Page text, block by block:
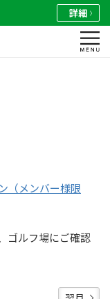
詳細
（メンバー様限
ゴルフ場にご確認